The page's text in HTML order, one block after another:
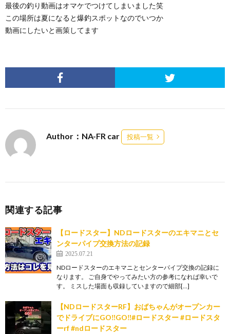
最後の釣り動画はオマケでつけてしまいました笑
この場所は夏になると爆釣スポットなのでいつか
動画にしたいと画策してます
Author：NA-FR car 投稿一覧
関連する記事
【ロードスター】NDロードスターのエキマニとセ
ンターパイプ交換方法の記録
2025.07.21
NDロードスターのエキマニとセンターパイプ交換の記録に
なります。 ご自身でやってみたい方の参考になれば幸いで
す。 ミスした場面も収録していますので細部[…]
【NDロードスターRF】おばちゃんがオープンカー
でドライブにGO‼︎GO‼︎#ロードスター #ロードスタ
ーrf #ndロードスター